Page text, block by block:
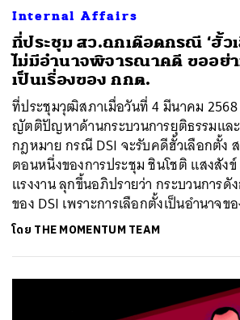
Internal Affairs
ที่ประชุม สว.ถกเดือดกรณี ‘ฮั้ว
ไม่มีอำนาจพิจารณาคดี ขออย่า
เป็นเรื่องของ กกต.
ที่ประชุมวุฒิสภาเมื่อวันที่ 4 มีนาคม
ญัตติปัญหาด้านกระบวนการยุติธรรมแล
กฎหมาย กรณี DSI จะรับคดีฮั้วเลือกตั้ง
ตอนหนึ่งของการประชุม ชินโชติ แสงสัง
แรงงาน ลุกขึ้นอภิปรายว่า กระบวนการดั
ของ DSI เพราะการเลือกตั้งเป็นอำนาจข
โดย THE MOMENTUM TEAM